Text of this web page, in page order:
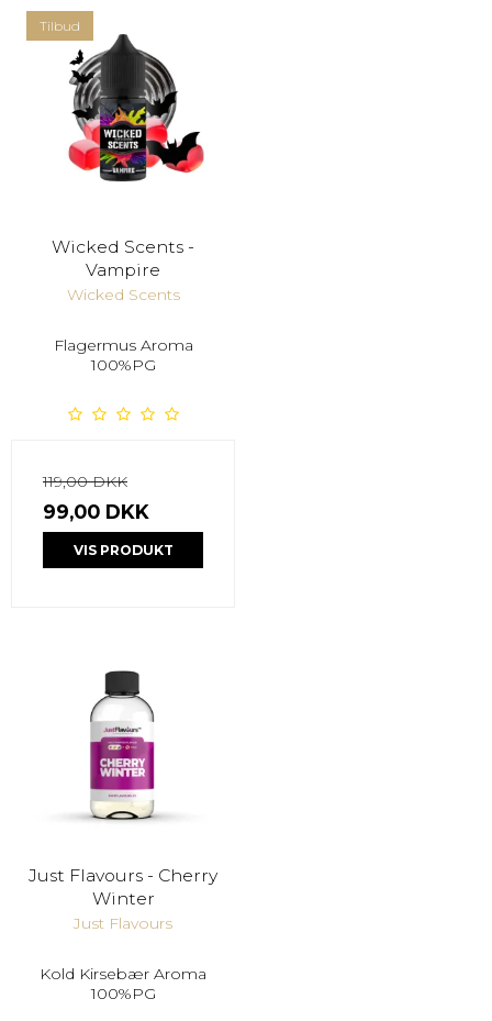
Tilbud
Wicked Scents -
Vampire
Wicked Scents
Flagermus Aroma
100%PG
119,00 DKK
99,00 DKK
VIS PRODUKT
Just Flavours - Cherry
Winter
Just Flavours
Kold Kirsebær Aroma
100%PG